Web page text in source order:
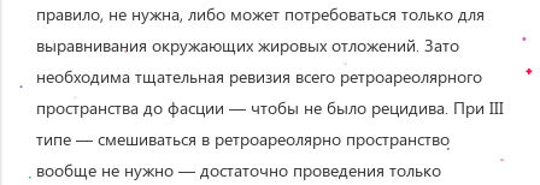
правило, не нужна, либо может потребоваться только для
выравнивания окружающих жировых отложений. Зато
необходима тщательная ревизия всего ретроареолярного
пространства до фасции — чтобы не было рецидива. При III
типе — смешиваться в ретроареолярно пространство
вообще не нужно — достаточно проведения только